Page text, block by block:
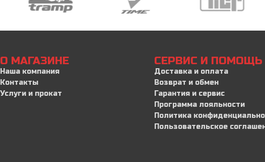
О МАГАЗИНЕ
Наша компания
Контакты
Услуги и прокат
СЕРВИС И ПОМОЩЬ
Доставка и оплата
Возврат и обмен
Гарантия и сервис
Программа лояльности
Политика
Пользовательское